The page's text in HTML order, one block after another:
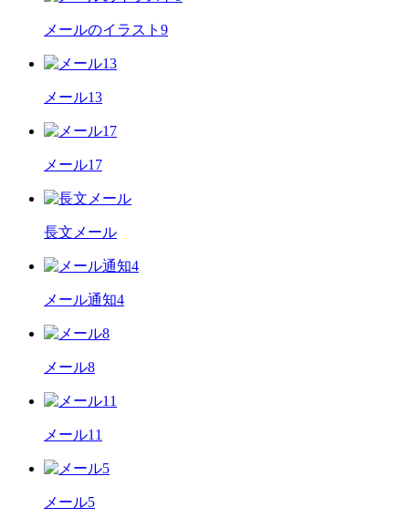
メールのイラスト9
メール13
メール17
長文メール
メール通知4
メール8
メール11
メール5